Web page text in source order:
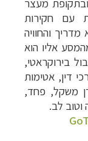
ובתקופת מעצר
עם חקירות
והחוויה
אליו הוא
בירוקראטי,
דין, אטימות
משקל, פחד,
לב.